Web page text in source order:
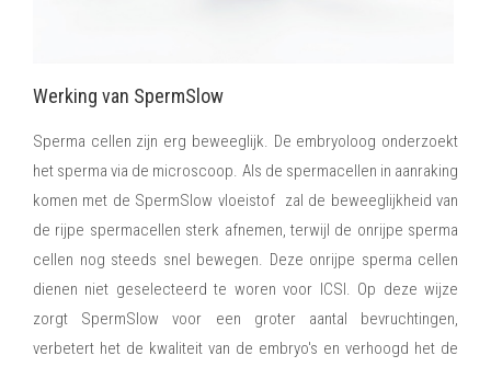
Werking van SpermSlow
Sperma cellen zijn erg beweeglijk. De embryoloog onderzoekt
het sperma via de microscoop. Als de spermacellen in aanraking
komen met de SpermSlow vloeistof zal de beweeglijkheid van
de rijpe spermacellen sterk afnemen, terwijl de onrijpe sperma
cellen nog steeds snel bewegen. Deze onrijpe sperma cellen
dienen niet geselecteerd te woren voor ICSI. Op deze wijze
zorgt SpermSlow voor een groter aantal bevruchtingen,
verbetert het de kwaliteit van de embryo's en verhoogd het de